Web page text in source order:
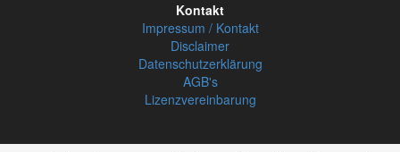
Kontakt
Impressum / Kontakt
Disclaimer
Datenschutzerklärung
AGB's
Lizenzvereinbarung